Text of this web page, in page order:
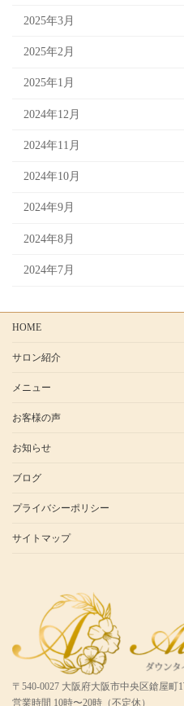
2025年3月
2025年2月
2025年1月
2024年12月
2024年11月
2024年10月
2024年9月
2024年8月
2024年7月
HOME
サロン紹介
メニュー
お客様の声
お知らせ
ブログ
プライバシーポリシー
サイトマップ
〒540-0027 大阪府大阪市中央区鎗屋町
営業時間 10時〜20時（不定休）